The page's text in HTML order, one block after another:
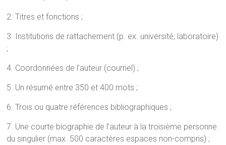
2. Titres et fonctions ;
3. Institutions de rattachement (p. ex. université, laboratoire)
;
4. Coordonnées de l’auteur (courriel) ;
5. Un résumé entre 350 et 400 mots ;
6. Trois ou quatre références bibliographiques ;
7. Une courte biographie de l’auteur à la troisième personne
du singulier (max. 500 caractères espaces non-compris) ;